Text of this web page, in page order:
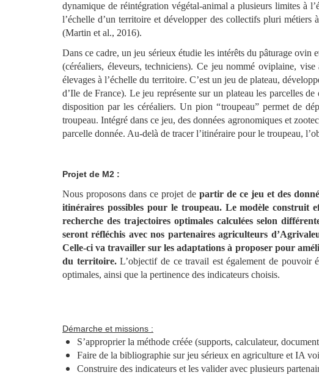
dynamique de réintégration végétal-animal a plusieurs limites à
l’échelle d’un territoire et développer des collectifs pluri
(Martin et al., 2016).
Dans ce cadre, un jeu sérieux étudie les intérêts du pâturage
(céréaliers, éleveurs, techniciens). Ce jeu nommé oviplaine,
élevages à l’échelle du territoire. C’est un jeu de plateau,
d’Ile de France). Le jeu représente sur un plateau les parcelles
disposition par les céréaliers. Un pion “troupeau” permet de
troupeau. Intégré dans ce jeu, des données agronomiques et
parcelle donnée. Au-delà de tracer l’itinéraire pour le troupeau,
Projet de M2 :
Nous proposons dans ce projet de partir de ce jeu et des
itinéraires possibles pour le troupeau. Le modèle construit
recherche des trajectoires optimales calculées selon
seront réfléchis avec nos partenaires agriculteurs
Celle-ci va travailler sur les adaptations à proposer pour
du territoire.L’objectif de ce travail est également de pouvoir
optimales, ainsi que la pertinence des indicateurs choisis.
Démarche et missions :
S’approprier la méthode créée (supports, calculateur,
Faire de la bibliographie sur jeu sérieux en agriculture et IA
Construire des indicateurs et les valider avec plusieurs